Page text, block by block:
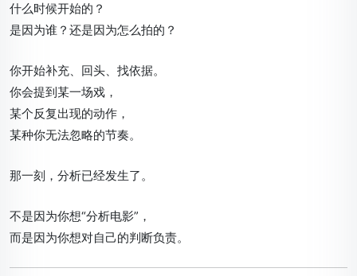
什么时候开始的？
是因为谁？还是因为怎么拍的？
你开始补充、回头、找依据。
你会提到某一场戏，
某个反复出现的动作，
某种你无法忽略的节奏。
那一刻，分析已经发生了。
不是因为你想“分析电影”，
而是因为你想对自己的判断负责。